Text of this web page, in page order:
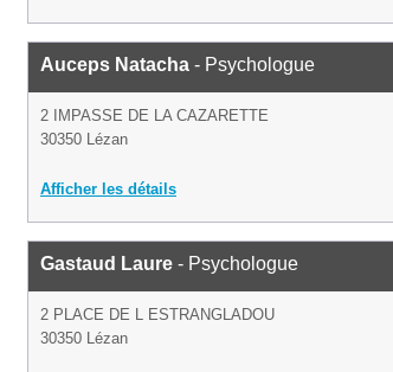
Auceps Natacha - Psychologue
2 IMPASSE DE LA CAZARETTE
30350 Lézan
Afficher les détails
Gastaud Laure - Psychologue
2 PLACE DE L ESTRANGLADOU
30350 Lézan